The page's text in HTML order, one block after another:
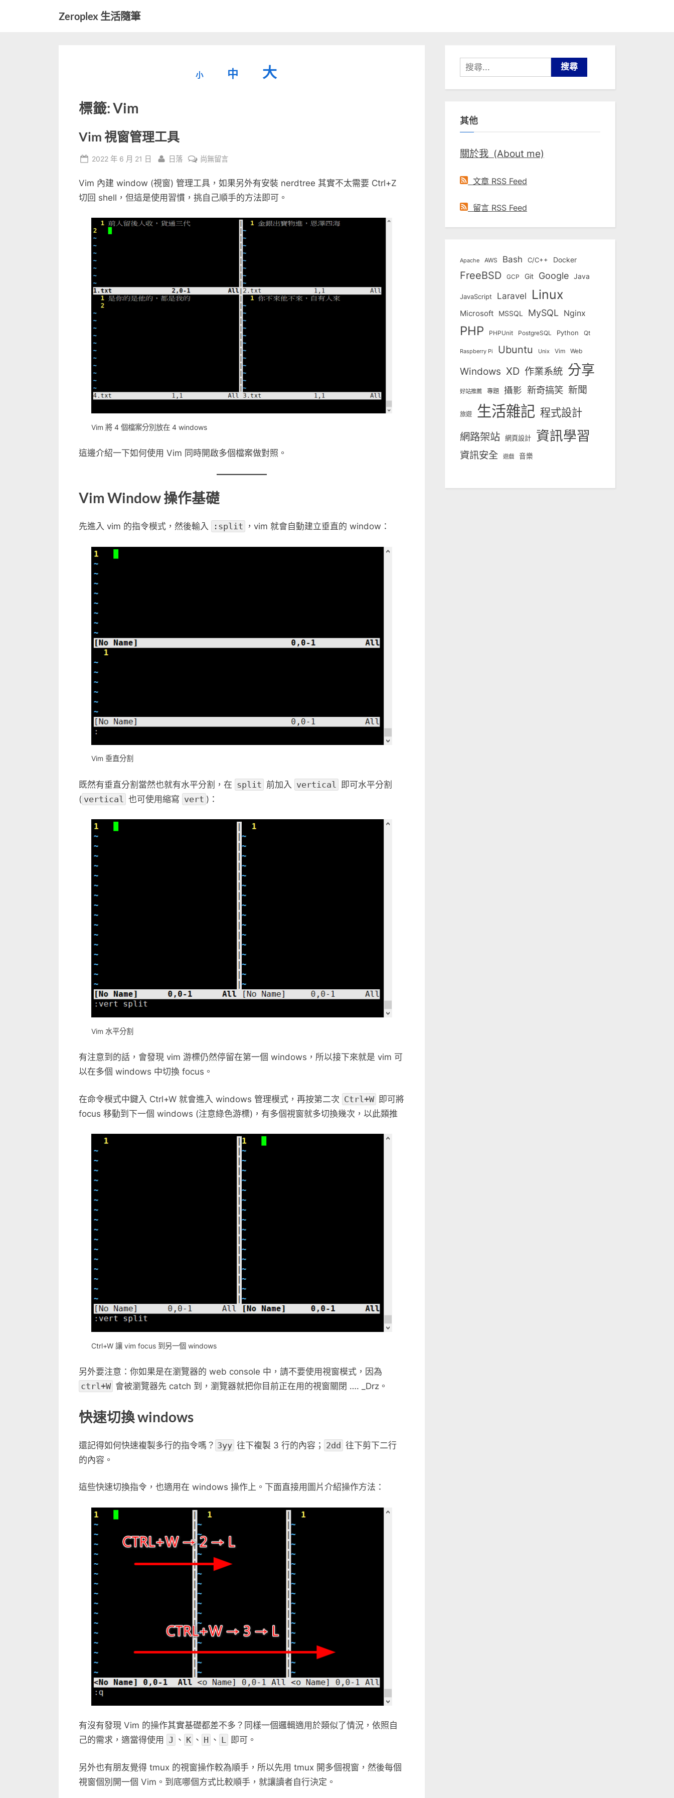
Zeroplex 生活隨筆
小
小中
重大
標籤:Vim
Vim 視窗管理工具
Posted
2022 年 6 月 21 日 By
日落
在
視
窗
尚無留言
Vim 內建 window (視窗) 管理工具，如果另外有安裝 nerdtree 其實不太需要 Ctrl+Z
切回 shell，但這是使用習慣，挑自己順手的方法即可。
Vim 將 4 個檔案分別放在 4 windows
這邊介紹一下如何使用 Vim 同時開啟多個檔案做對照。
Vim Window 操作基礎
先進入 vim 的指令模式，然後輸入 :split ，vim 就會自動建立垂直的 window：
Vim 垂直分割
既然有垂直分割當然也就有水平分割，在 split 前加入 vertical
即可水平分割
( vertical 也可使用縮寫 vert )：
Vim 水平分割
有注意到的話，會發現 vim 游標仍然停留在第一個 windows，所以接下來就是 vim 可
以在多個 windows 中切換 focus。
在命令模式中鍵入 Ctrl+W 就會進入 windows 管理模式，再按第二次 Ctrl+W 即可將
focus 移動到下一個 windows (注意綠色游標)，有多個視窗就多切換幾次，以此類推
Ctrl+W 讓 vim focus 到另一個 windows
另外要注意：你如果是在瀏覽器的 web console 中，請不要使用視窗模式，因為
ctrl+W 會被瀏覽器先 catch 到，瀏覽器就把你目前正在用的視窗關閉 …. _Drz。
快速切換 windows
還記得如何快速複製多行的指令嗎？ 3yy 往下複製 3 行的內容； 2dd 往下剪下二行
的內容。
這些快速切換指令，也適用在 windows 操作上。下面直接用圖片介紹操作方法：
有沒有發現 Vim 的操作其實基礎都差不多？同樣一個邏輯適用於類似了情況，依照自
己的需求，適當得使用
J 、 K 、 H 、 L 即可。
另外也有朋友覺得 tmux 的視窗操作較為順手，所以先用 tmux 開多個視窗，然後每個
視窗個別開一個 Vim。到底哪個方式比較順手，就讓讀者自行決定。
搜
尋
關
字:
其他
關於我 (About me)
文章 RSS Feed
留言 RSS Feed
Apache AWS Bash C/C++ Docker
FreeBSD GCP Git Google Java
JavaScript Laravel Linux
Microsoft MSSQL MySQL Nginx
PHP PHPUnit PostgreSQL Python Qt
Raspberry Pi Ubuntu Unix Vim Web
Windows XD 作業系統 分享
好站推薦 專題 攝影 新奇搞笑 新聞
旅遊 生活雜記 程式設計
網路架站 網頁設計 資訊學習
資訊安全 遊戲 音樂